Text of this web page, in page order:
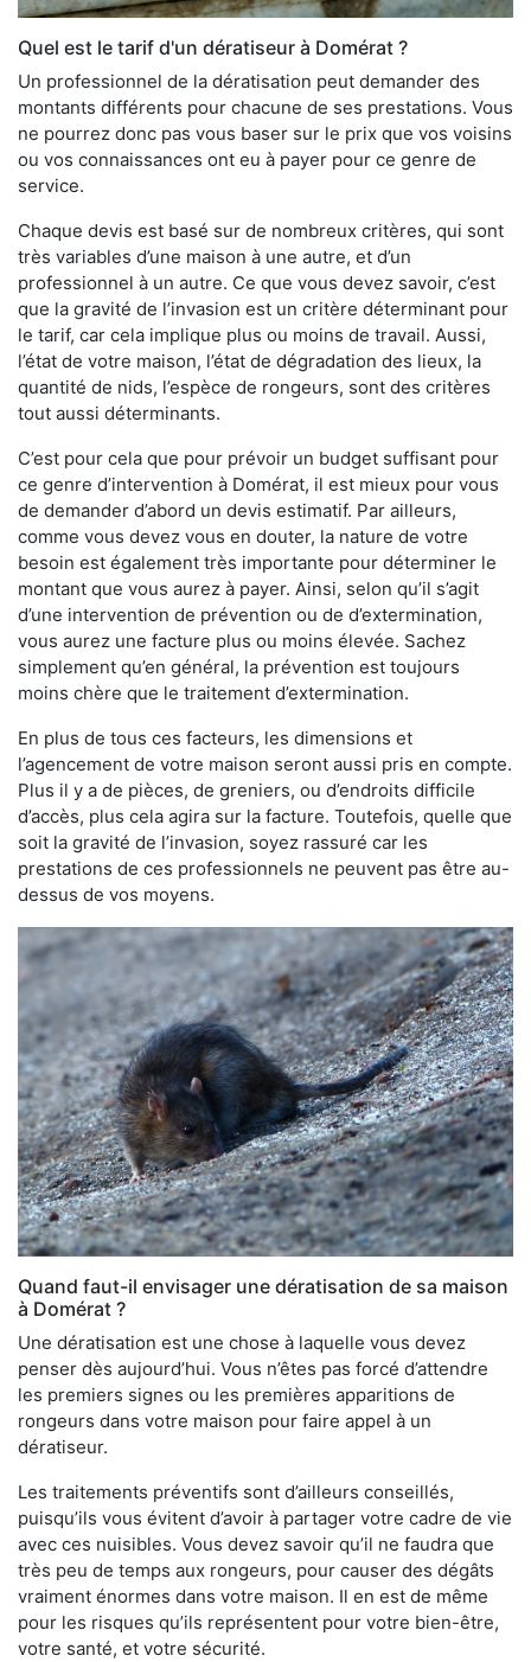
Quel est le tarif d'un dératiseur à Domérat ?
Un professionnel de la dératisation peut demander des
montants différents pour chacune de ses prestations. Vous
ne pourrez donc pas vous baser sur le prix que vos voisins
ou vos connaissances ont eu à payer pour ce genre de
service.
Chaque devis est basé sur de nombreux critères, qui sont
très variables d’une maison à une autre, et d’un
professionnel à un autre. Ce que vous devez savoir, c’est
que la gravité de l’invasion est un critère déterminant pour
le tarif, car cela implique plus ou moins de travail. Aussi,
l’état de votre maison, l’état de dégradation des lieux, la
quantité de nids, l’espèce de rongeurs, sont des critères
tout aussi déterminants.
C’est pour cela que pour prévoir un budget suffisant pour
ce genre d’intervention à Domérat, il est mieux pour vous
de demander d’abord un devis estimatif. Par ailleurs,
comme vous devez vous en douter, la nature de votre
besoin est également très importante pour déterminer le
montant que vous aurez à payer. Ainsi, selon qu’il s’agit
d’une intervention de prévention ou de d’extermination,
vous aurez une facture plus ou moins élevée. Sachez
simplement qu’en général, la prévention est toujours
moins chère que le traitement d’extermination.
En plus de tous ces facteurs, les dimensions et
l’agencement de votre maison seront aussi pris en compte.
Plus il y a de pièces, de greniers, ou d’endroits difficile
d’accès, plus cela agira sur la facture. Toutefois, quelle que
soit la gravité de l’invasion, soyez rassuré car les
prestations de ces professionnels ne peuvent pas être au-
dessus de vos moyens.
Quand faut-il envisager une dératisation de sa maison
à Domérat ?
Une dératisation est une chose à laquelle vous devez
penser dès aujourd’hui. Vous n’êtes pas forcé d’attendre
les premiers signes ou les premières apparitions de
rongeurs dans votre maison pour faire appel à un
dératiseur.
Les traitements préventifs sont d’ailleurs conseillés,
puisqu’ils vous évitent d’avoir à partager votre cadre de vie
avec ces nuisibles. Vous devez savoir qu’il ne faudra que
très peu de temps aux rongeurs, pour causer des dégâts
vraiment énormes dans votre maison. Il en est de même
pour les risques qu’ils représentent pour votre bien-être,
votre santé, et votre sécurité.